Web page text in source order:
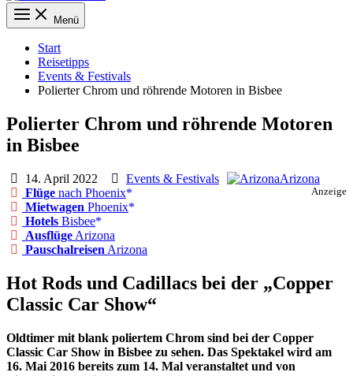
Menü
Start
Reisetipps
Events & Festivals
Polierter Chrom und röhrende Motoren in Bisbee
Polierter Chrom und röhrende Motoren
in Bisbee
14. April 2022 Events & Festivals Arizona
Anzeige
Flüge nach Phoenix
Mietwagen Phoenix
Hotels Bisbee
Ausflüge Arizona
Pauschalreisen Arizona
Hot Rods und Cadillacs bei der „Copper
Classic Car Show“
Oldtimer mit blank poliertem Chrom sind bei der Copper
Classic Car Show in Bisbee zu sehen. Das Spektakel wird am
16. Mai 2016 bereits zum 14. Mal veranstaltet und von